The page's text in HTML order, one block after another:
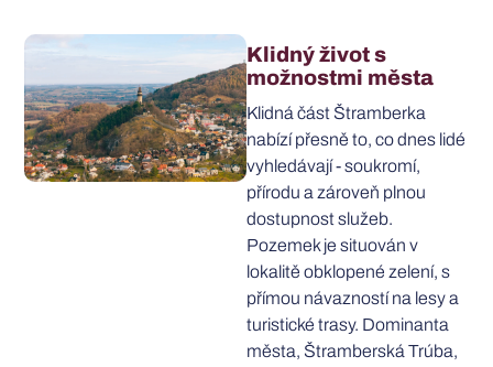
Klidný život s
možnostmi města
Klidná část Štramberka
nabízí přesně to, co dnes lidé
vyhledávají - soukromí,
přírodu a zároveň plnou
dostupnost služeb.
Pozemek je situován v
lokalitě obklopené zelení, s
přímou návazností na lesy a
turistické trasy. Dominanta
města, Štramberská Trúba,